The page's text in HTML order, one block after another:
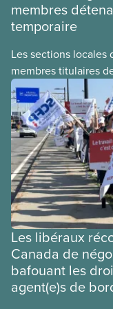
membres
temporaire
Les sections locales
membres titulaires
travail temporaires,
travailleuses et
les permis d’études
travail postdiplôme.
Les libéraux
Canada de
bafouant les
agent(e)s de